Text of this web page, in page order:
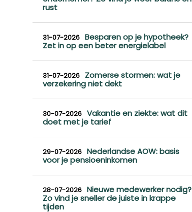
rust
31-07-2026 Besparen op je hypotheek?
Zet in op een beter energielabel
31-07-2026
Zomerse stormen: wat je
verzekering niet dekt
30-07-2026 Vakantie en ziekte: wat dit
doet met je tarief
29-07-2026 Nederlandse AOW: basis
voor je pensioeninkomen
28-07-2026 Nieuwe medewerker nodig?
Zo vind je sneller de juiste in krappe
tijden